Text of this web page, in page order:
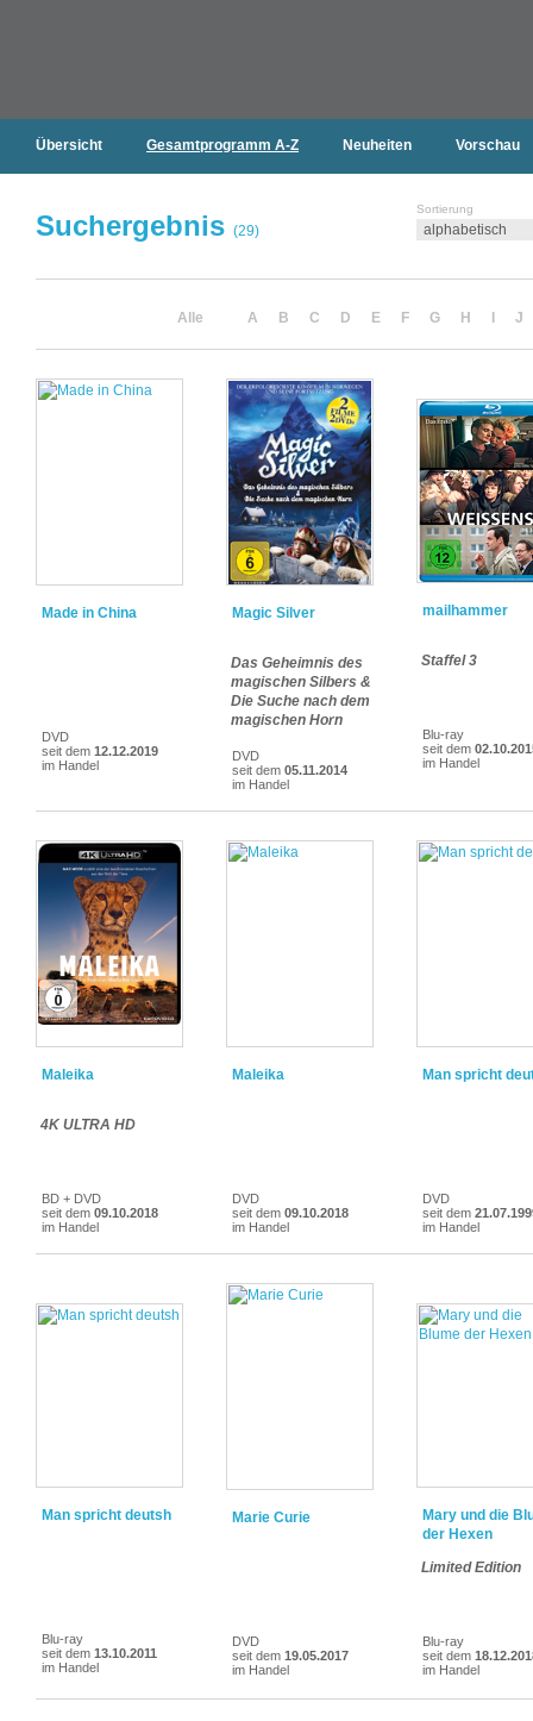
Übersicht Gesamtprogramm A-Z Neuheiten Vorschau
Suchergebnis (29)
Sortierung
Alle A B C D E F G H J
Made in China
DVD
seit dem 12.12.2019
im Handel
Magic Silver
Das Geheimnis des
magischen Silbers &
Die Suche nach dem
magischen Horn
DVD
seit dem 05.11.2014
im Handel
mailhammer
Staffel 3
Blu-ray
seit dem
im Handel
Maleika
4K ULTRA HD
BD + DVD
seit dem 09.10.2018
im Handel
Maleika
DVD
seit dem 09.10.2018
im Handel
Man spricht
DVD
seit dem
im Handel
Man spricht deutsh
Blu-ray
seit dem 13.10.2011
im Handel
Marie Curie
DVD
seit dem 19.05.2017
im Handel
Mary und die
der Hexen
Limited Edition
Blu-ray
seit dem
im Handel